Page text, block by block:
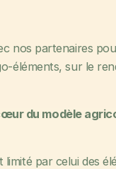
nos partenaires
éléments, sur le
du modèle
par celui des